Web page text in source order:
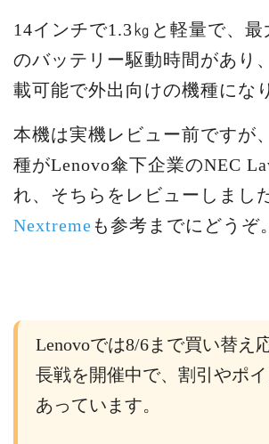
14インチで1.3㎏と軽量で、最
のバッテリー駆動時間があり
載可能で外出向けの機種にな
本機は実機レビュー前ですが
種がLenovo傘下企業のNEC
れ、そちらをレビューしまし
Nextremeも参考までにどうぞ。
Lenovoでは8/6まで買い替え
長戦を開催中で、割引やポ
あっています。